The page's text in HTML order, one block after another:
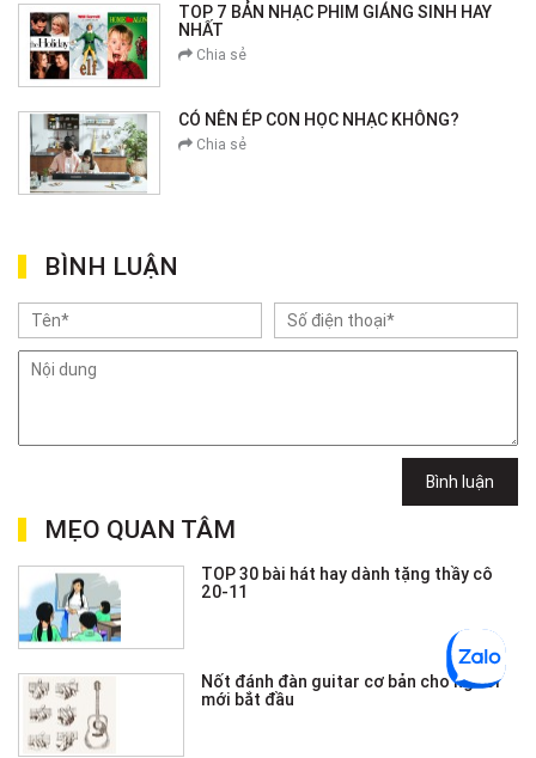
TOP 7 BẢN NHẠC PHIM GIÁNG SINH HAY
NHẤT
Chia sẻ
CÓ NÊN ÉP CON HỌC NHẠC KHÔNG?
Chia sẻ
BÌNH LUẬN
Bình luận
MẸO QUAN TÂM
TOP 30 bài hát hay dành tặng thầy cô
20-11
Nốt đánh đàn guitar cơ bản cho người
mới bắt đầu